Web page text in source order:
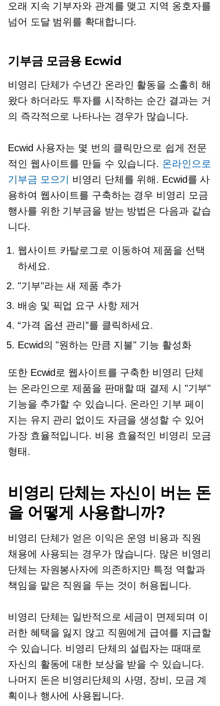
오래 지속 기부자와 관계를 맺고 지역 옹호자를
넘어 도달 범위를 확대합니다.
기부금 모금용 Ecwid
비영리 단체가 수년간 온라인 활동을 소홀히 해
왔다 하더라도 투자를 시작하는 순간 결과는 거
의 즉각적으로 나타나는 경우가 많습니다.
Ecwid 사용자는 몇 번의 클릭만으로 쉽게 전문
적인 웹사이트를 만들 수 있습니다. 온라인으로
기부금 모으기
비영리 단체를 위해. Ecwid를 사
용하여 웹사이트를 구축하는 경우 비영리 모금
행사를 위한 기부금을 받는 방법은 다음과 같습
니다.
웹사이트 카탈로그로 이동하여 제품을 선택
하세요.
"기부"라는 새 제품 추가
배송 및 픽업 요구 사항 제거
“가격 옵션 관리”를 클릭하세요.
Ecwid의 "원하는 만큼 지불" 기능 활성화
또한 Ecwid로 웹사이트를 구축한 비영리 단체
는 온라인으로 제품을 판매할 때 결제 시 "기부"
기능을 추가할 수 있습니다. 온라인 기부 페이
지는 유지 관리 없이도 자금을 생성할 수 있어
가장 효율적입니다. 비용 효율적인 비영리 모금
형태.
비영리 단체는 자신이 버는 돈
을 어떻게 사용합니까?
비영리 단체가 얻은 이익은 운영 비용과 직원
채용에 사용되는 경우가 많습니다. 많은 비영리
단체는 자원봉사자에 의존하지만 특정 역할과
책임을 맡은 직원을 두는 것이 허용됩니다.
비영리 단체는 일반적으로 세금이 면제되며 이
러한 혜택을 잃지 않고 직원에게 급여를 지급할
수 있습니다. 비영리 단체의 설립자는 때때로
자신의 활동에 대한 보상을 받을 수 있습니다.
나머지 돈은 비영리단체의 사명, 장비, 모금 계
획이나 행사에 사용됩니다.